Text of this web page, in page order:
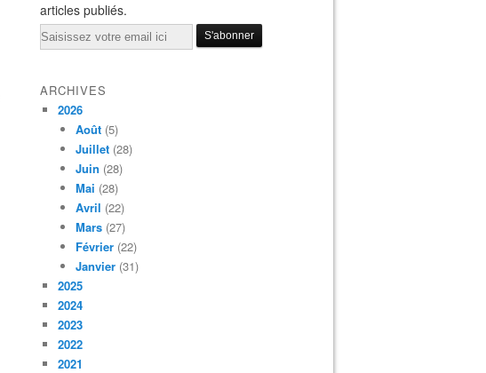
articles publiés.
Email
ARCHIVES
2026
Août (5)
Juillet (28)
Juin (28)
Mai (28)
Avril (22)
Mars (27)
Février (22)
Janvier (31)
2025
2024
2023
2022
2021